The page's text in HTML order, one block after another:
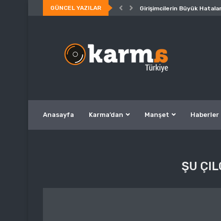
GÜNCEL YAZILAR Girişimcilerin Büyük
Anasayfa Karma’dan Manşet Haberler
ŞU